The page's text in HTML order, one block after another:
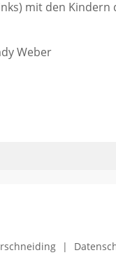
mit den
Weber
|